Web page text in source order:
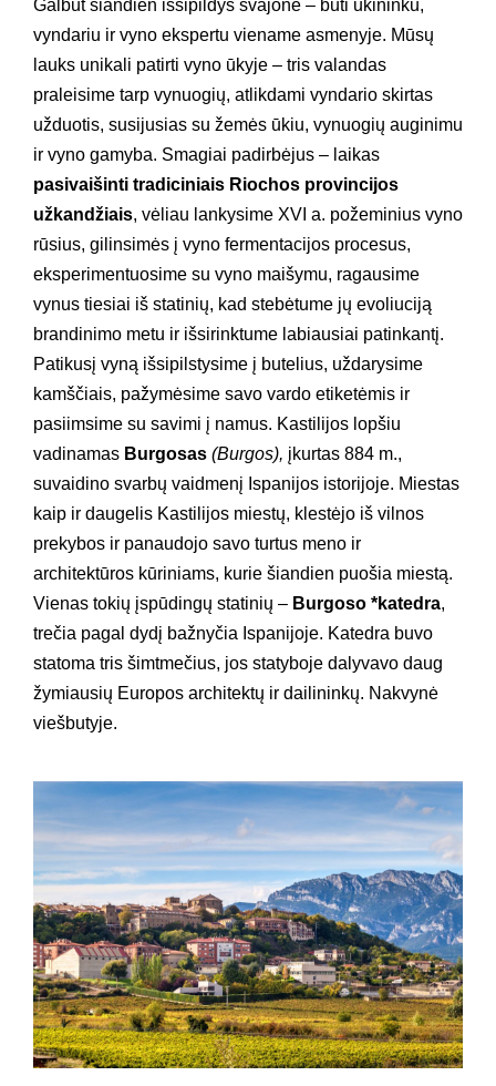
Galbūt šiandien išsipildys svajonė – būti ūkininku,
vyndariu ir vyno ekspertu viename asmenyje. Mūsų
lauks unikali patirti vyno ūkyje – tris valandas
praleisime tarp vynuogių, atlikdami vyndario skirtas
užduotis, susijusias su žemės ūkiu, vynuogių auginimu
ir vyno gamyba. Smagiai padirbėjus – laikas
pasivaišinti tradiciniais Riochos provincijos
užkandžiais, vėliau lankysime XVI a. požeminius vyno
rūsius, gilinsimės į vyno fermentacijos procesus,
eksperimentuosime su vyno maišymu, ragausime
vynus tiesiai iš statinių, kad stebėtume jų evoliuciją
brandinimo metu ir išsirinktume labiausiai patinkantį.
Patikusį vyną išsipilstysime į butelius, uždarysime
kamščiais, pažymėsime savo vardo etiketėmis ir
pasiimsime su savimi į namus. Kastilijos lopšiu
vadinamas Burgosas (Burgos), įkurtas 884 m.,
suvaidino svarbų vaidmenį Ispanijos istorijoje. Miestas
kaip ir daugelis Kastilijos miestų, klestėjo iš vilnos
prekybos ir panaudojo savo turtus meno ir
architektūros kūriniams, kurie šiandien puošia miestą.
Vienas tokių įspūdingų statinių – Burgoso *katedra,
trečia pagal dydį bažnyčia Ispanijoje. Katedra buvo
statoma tris šimtmečius, jos statyboje dalyvavo daug
žymiausių Europos architektų ir dailininkų. Nakvynė
viešbutyje.